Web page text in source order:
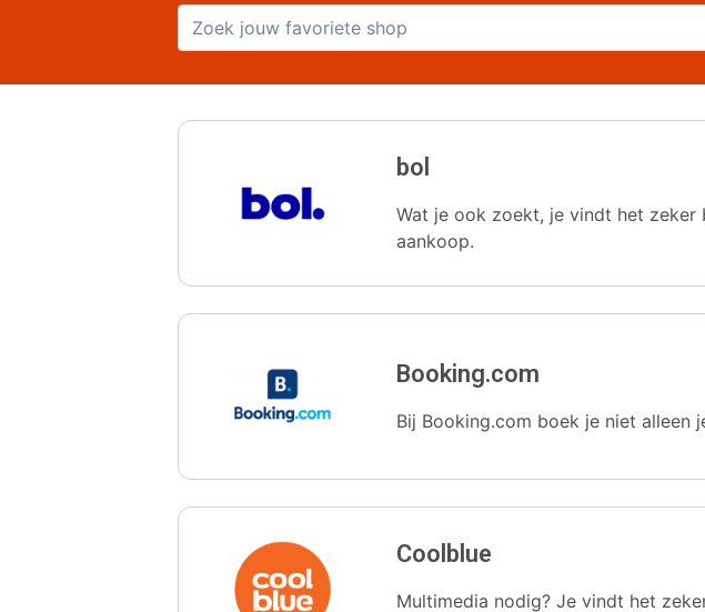
bol
Wat je ook zoekt, je vindt het zeker
aankoop.
Booking.com
Bij Booking.com boek je niet alleen
Coolblue
Multimedia nodig? Je vindt het